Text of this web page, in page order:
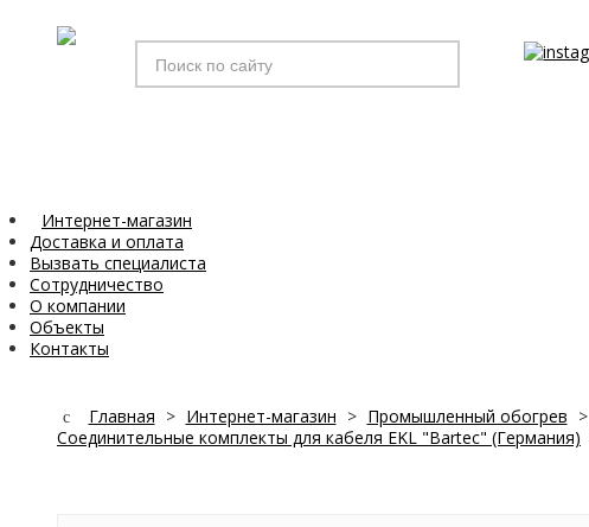
Интернет-магазин
Доставка и оплата
Вызвать специалиста
Сотрудничество
О компании
Объекты
Контакты
Главная > Интернет-магазин > Промышленный обогрев >
Соединительные комплекты для кабеля EKL "Bartec" (Германия)